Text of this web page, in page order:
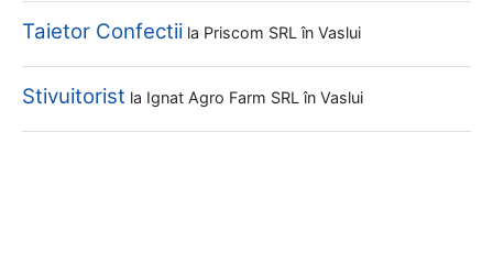
Taietor Confectii la Priscom SRL în Vaslui
Stivuitorist la Ignat Agro Farm SRL în Vaslui